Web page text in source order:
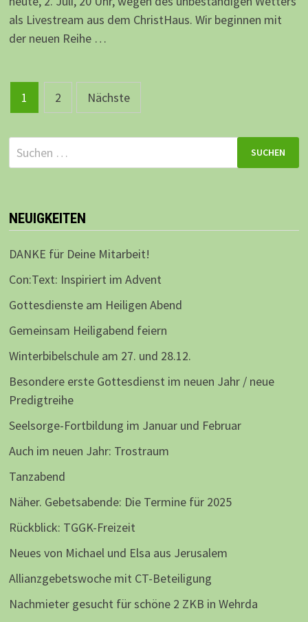
als Livestream aus dem ChristHaus. Wir beginnen mit
der neuen Reihe …
Beitragsnavigation
1 2 Nächste
Suchen
nach:
NEUIGKEITEN
DANKE für Deine Mitarbeit!
Con:Text: Inspiriert im Advent
Gottesdienste am Heiligen Abend
Gemeinsam Heiligabend feiern
Winterbibelschule am 27. und 28.12.
Besondere erste Gottesdienst im neuen Jahr / neue
Predigtreihe
Seelsorge-Fortbildung im Januar und Februar
Auch im neuen Jahr: Trostraum
Tanzabend
Näher. Gebetsabende: Die Termine für 2025
Rückblick: TGGK-Freizeit
Neues von Michael und Elsa aus Jerusalem
Allianzgebetswoche mit CT-Beteiligung
Nachmieter gesucht für schöne 2 ZKB in Wehrda